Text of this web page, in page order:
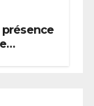
présence